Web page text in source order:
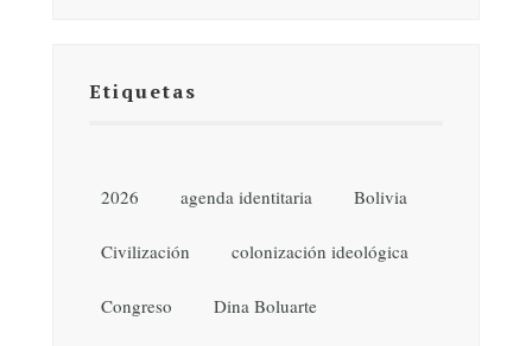
Etiquetas
2026 agenda identitaria Bolivia
Civilización colonización ideológica
Congreso Dina Boluarte